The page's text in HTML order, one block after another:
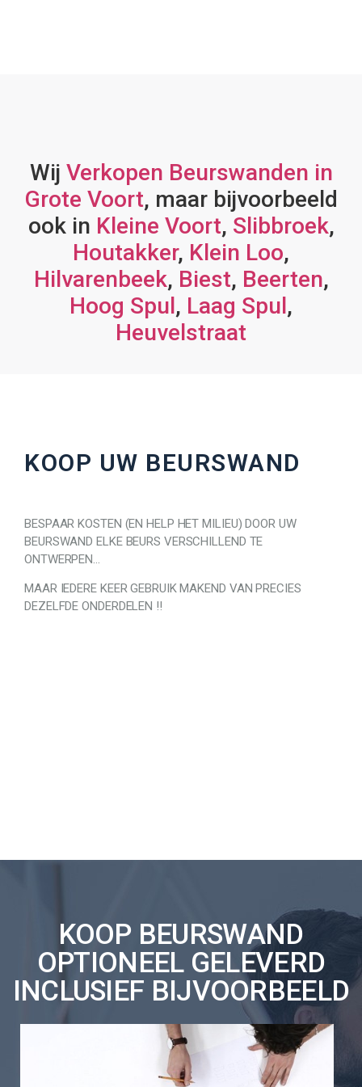
Wij Verkopen Beurswanden in
Grote Voort, maar bijvoorbeeld
ook in Kleine Voort, Slibbroek,
Houtakker, Klein Loo,
Hilvarenbeek, Biest, Beerten,
Hoog Spul, Laag Spul,
Heuvelstraat
KOOP UW BEURSWAND
BESPAAR KOSTEN (EN HELP HET MILIEU) DOOR UW
BEURSWAND ELKE BEURS VERSCHILLEND TE
ONTWERPEN…
MAAR IEDERE KEER GEBRUIK MAKEND VAN PRECIES
DEZELFDE ONDERDELEN !!
KOOP BEURSWAND
OPTIONEEL GELEVERD
INCLUSIEF BIJVOORBEELD